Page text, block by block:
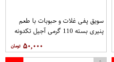
سویق پفی غلات و حبوبات با طعم
پنیری بسته 110 گرمی آجیل تکدونه
۵۰,۰۰۰